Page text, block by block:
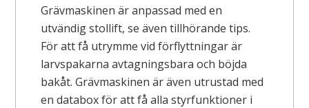
Grävmaskinen är anpassad med en
utvändig stollift, se även tillhörande tips.
För att få utrymme vid förflyttningar är
larvspakarna avtagningsbara och böjda
bakåt. Grävmaskinen är även utrustad med
en databox för att få alla styrfunktioner i